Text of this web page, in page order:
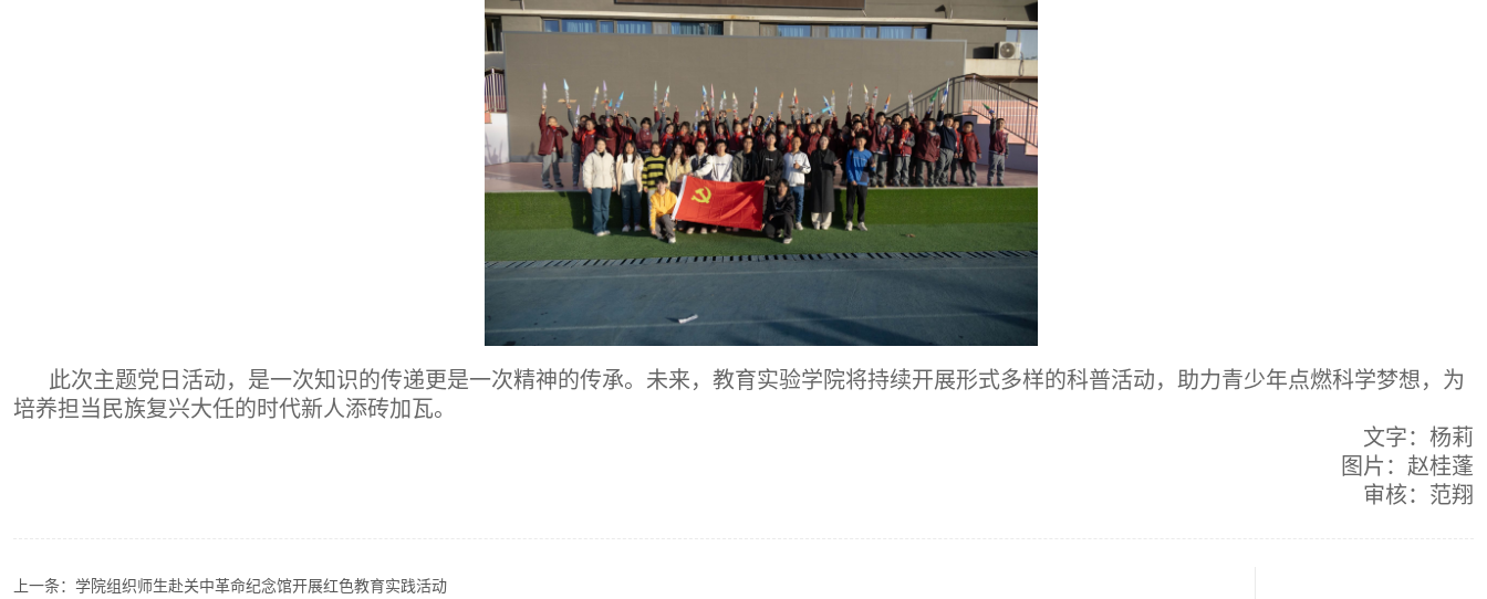
此次主题党日活动，是一次知识的传递更是一次精神的传承。未来，教育实验学院将持续开展形式多样的科普活动，助力青少年点燃科学梦想，为
培养担当民族复兴大任的时代新人添砖加瓦。
文字：杨莉
图片：赵桂蓬
审核：范翔
上一条： 学院组织师生赴关中革命纪念馆开展红色教育实践活动